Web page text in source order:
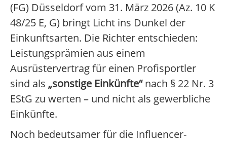
(FG) Düsseldorf vom 31. März 2026 (Az. 10 K
48/25 E, G) bringt Licht ins Dunkel der
Einkunftsarten. Die Richter entschieden:
Leistungsprämien aus einem
Ausrüstervertrag für einen Profisportler
sind als „sonstige Einkünfte“nach § 22 Nr. 3
EStG zu werten – und nicht als gewerbliche
Einkünfte.
Noch bedeutsamer für die Influencer-